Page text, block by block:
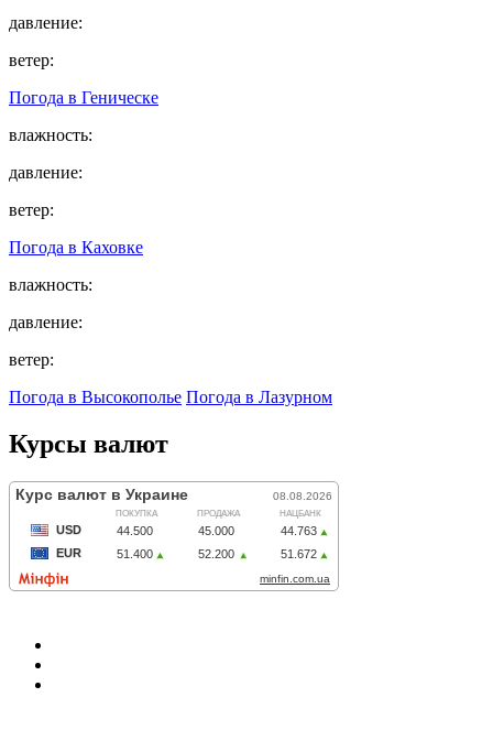
давление:
ветер:
Погода в Геническе
влажность:
давление:
ветер:
Погода в Каховке
влажность:
давление:
ветер:
Погода в Высокополье Погода в Лазурном
Курсы валют